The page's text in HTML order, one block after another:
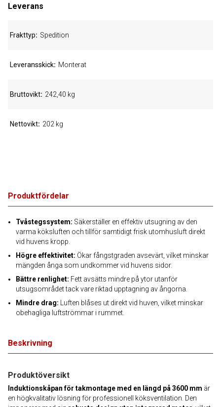
Produktfördelar
Tvåstegssystem: Säkerställer en effektiv utsugning av den
varma köksluften och tillför samtidigt frisk utomhusluft direkt
vid huvens kropp.
Högre effektivitet: Ökar fångstgraden avsevärt, vilket minskar
mängden ånga som undkommer vid huvens sidor.
Bättre renlighet: Fett avsätts mindre på ytor utanför
utsugsområdet tack vare riktad upptagning av ångorna.
Mindre drag: Luften blåses ut direkt vid huven, vilket minskar
obehagliga luftströmmar i rummet.
Beskrivning
Produktöversikt
Induktionskåpan för takmontage med en längd på 3600 mm är
en högkvalitativ lösning för professionell köksventilation. Den
Leverans
Frakttyp Spedition
Leveransskick Monterat
Bruttovikt 242,40 kg
Nettovikt 202 kg